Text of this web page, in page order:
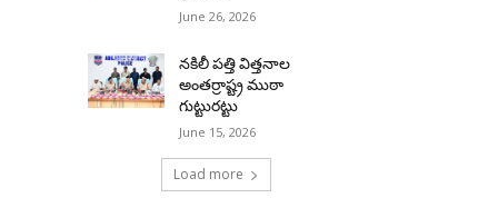
June 26, 2026
నకిలీ పత్తి విత్తనాల
అంతర్రాష్ట్ర ముఠా
గుట్టురట్టు
June 15, 2026
Load more